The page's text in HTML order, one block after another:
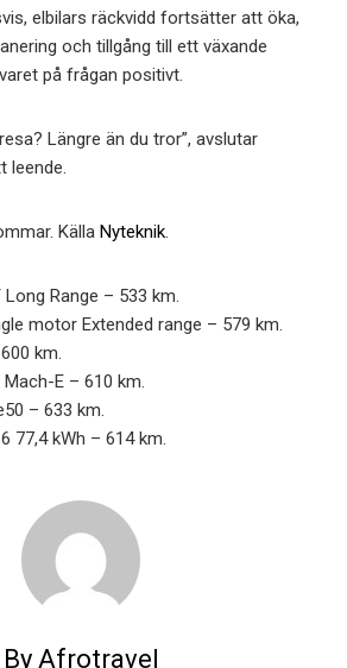
elbilars räckvidd fortsätter att öka,
och tillgång till ett växande
på frågan positivt.
Längre än du tror”, avslutar
leende.
Källa Nyteknik.
Range – 533 km.
motor Extended range – 579 km.
km.
E – 610 km.
– 633 km.
77,4 kWh – 614 km.
By Afrotravel